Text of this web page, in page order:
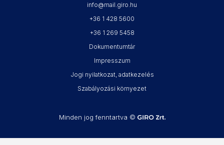
info@mail.giro.hu
+36 1 428 5600
+36 1 269 5458
Dokumentumtár
Impresszum
Jogi nyilatkozat, adatkezelés
Szabályozási környezet
Minden jog fenntartva ©